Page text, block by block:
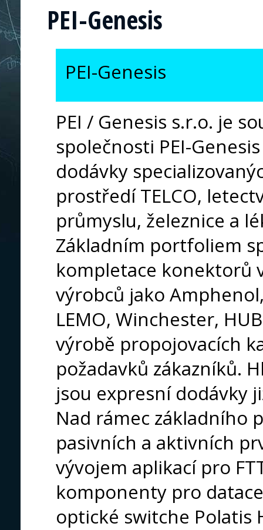
PEI-Genesis
PEI-Genesis
PEI / Genesis s.r.o. je
společnosti PEI-
dodávky
prostředí TELCO,
průmyslu, železnice a
Základním portfoliem
kompletace konektorů
výrobců jako
LEMO, Winchester,
výrobě propojovacích
požadavků zákazníků.
jsou expresní dodávky
Nad rámec základního
pasivních a aktivních
vývojem aplikací pro
komponenty pro
optické switche Polatis